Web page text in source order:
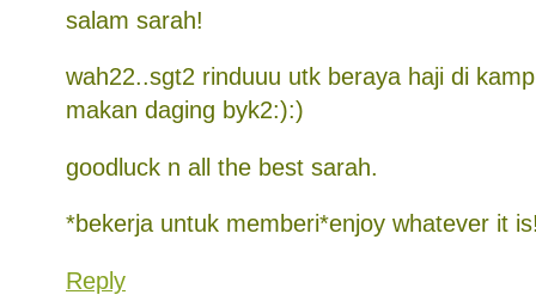
salam sarah!
wah22..sgt2 rinduuu utk beraya haji di
makan daging byk2:):)
goodluck n all the best sarah.
*bekerja untuk memberi*enjoy whatever it
Reply